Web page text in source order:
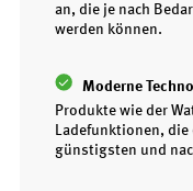
an, die je nach
werden können.
Moderne
Produkte wie der
Ladefunktionen,
günstigsten und